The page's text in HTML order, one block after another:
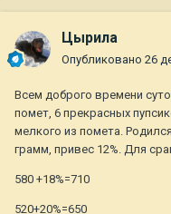
Цырила
Опубликовано 26
Всем доброго времени
помет, 6 прекрасных
мелкого из помета.
грамм, привес 12%. Для
580 +18%=710
520+20%=650